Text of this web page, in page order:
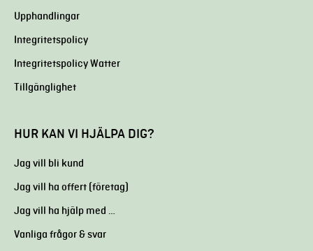
Upphandlingar
Integritetspolicy
Integritetspolicy Watter
Tillgänglighet
HUR KAN VI HJÄLPA DIG?
Jag vill bli kund
Jag vill ha offert (företag)
Jag vill ha hjälp med …
Vanliga frågor & svar